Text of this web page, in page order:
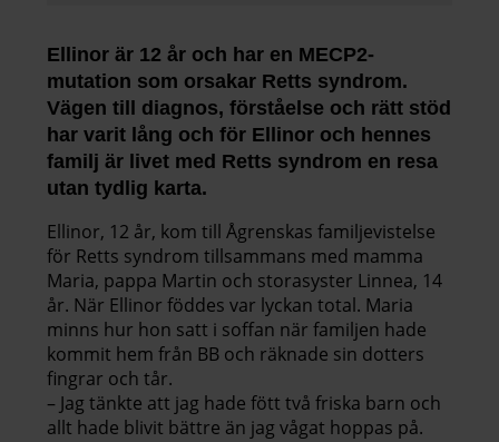
Ellinor är 12 år och har en MECP2-
mutation som orsakar Retts syndrom.
Vägen till diagnos, förståelse och rätt stöd
har varit lång och för Ellinor och hennes
familj är livet med Retts syndrom en resa
utan tydlig karta.
Ellinor, 12 år, kom till Ågrenskas familjevistelse
för Retts syndrom tillsammans med mamma
Maria, pappa Martin och storasyster Linnea, 14
år. När Ellinor föddes var lyckan total. Maria
minns hur hon satt i soffan när familjen hade
kommit hem från BB och räknade sin dotters
fingrar och tår.
– Jag tänkte att jag hade fött två friska barn och
allt hade blivit bättre än jag vågat hoppas på.